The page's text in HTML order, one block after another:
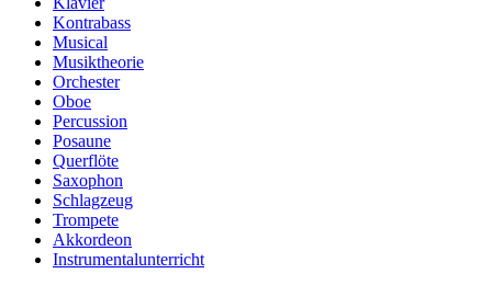
Kontrabass
Musical
Musiktheorie
Orchester
Oboe
Percussion
Posaune
Querflöte
Saxophon
Schlagzeug
Trompete
Akkordeon
Instrumentalunterricht